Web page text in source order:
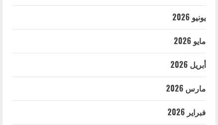
يونيو 2026
مايو 2026
أبريل 2026
مارس 2026
فبراير 2026